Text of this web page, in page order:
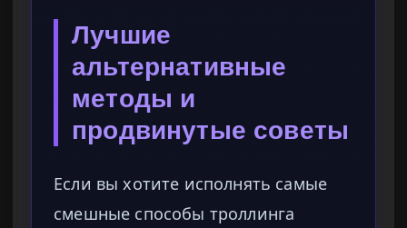
Лучшие
альтернативные
методы и
продвинутые советы
Если вы хотите исполнять самые
смешные способы троллинга